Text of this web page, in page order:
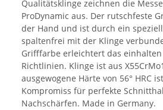
Qualitätsklinge zeichnen die
ProDynamic aus. Der rutschfeste
der Hand und ist durch ein
spaltenfrei mit der Klinge
Grifffarbe erleichtert das einhalten
Richtlinien. Klinge ist aus
ausgewogene Härte von 56° HRC
Kompromiss für perfekte
Nachschärfen. Made in Germany.